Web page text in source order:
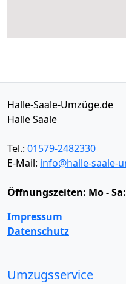
Halle-Saale-Umzüge.de
Halle Saale
Tel.: 01579-2482330
E-Mail: info@halle-saale-
Öffnungszeiten: Mo -
Impressum
Datenschutz
Umzugsservice